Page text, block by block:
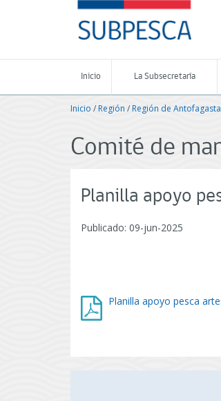
-
Subsecretaría
de
Pesca
Acuicultura
-
de
Chile
Inicio La Subsecretaría
Inicio /Región / Región de Antofagasta
Comité de
Planilla apoyo
Publicado: 09-jun-2025
Planilla apoyo pesca